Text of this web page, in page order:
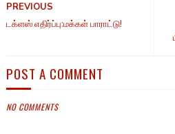
PREVIOUS
டக்ளஸ் எதிர்ப்பு:மக்கள் பாராட்டு!
POST A COMMENT
NO COMMENTS